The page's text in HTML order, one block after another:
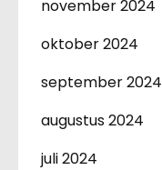
november 2024
oktober 2024
september 2024
augustus 2024
juli 2024